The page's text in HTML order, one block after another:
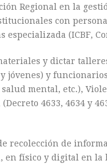
Regional en la
con
(ICBF,
y dictar
jóvenes) y
mental, etc.),
4633, 4634 y
recolección de
en físico y digital en la